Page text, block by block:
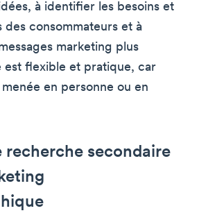
à identifier les besoins et
des consommateurs et à
marketing plus
est flexible et pratique, car
en personne ou en
recherche secondaire